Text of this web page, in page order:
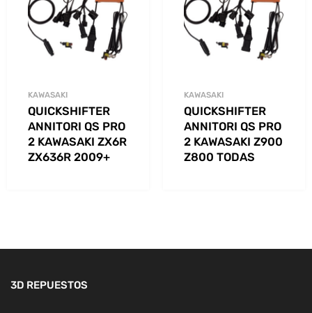
KAWASAKI
QUICKSHIFTER
ANNITORI QS PRO
2 KAWASAKI ZX6R
ZX636R 2009+
KAWASAKI
QUICKSHIFTER
ANNITORI QS PRO
2 KAWASAKI Z900
Z800 TODAS
3D REPUESTOS